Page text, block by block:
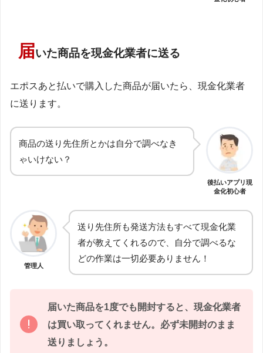
届いた商品を現金化業者に送る
エポスあと払いで購入した商品が届いたら、現金化業者
に送ります。
商品の送り先住所とかは自分で調べなき
ゃいけない？
後払いアプリ現
金化初心者
管理人
送り先住所も発送方法もすべて現金化業
者が教えてくれるので、自分で調べるな
どの作業は一切必要ありません！
届いた商品を1度でも開封すると、現金化業者
は買い取ってくれません。必ず未開封のまま
送りましょう。